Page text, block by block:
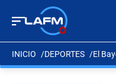
INICIO DEPORTES El